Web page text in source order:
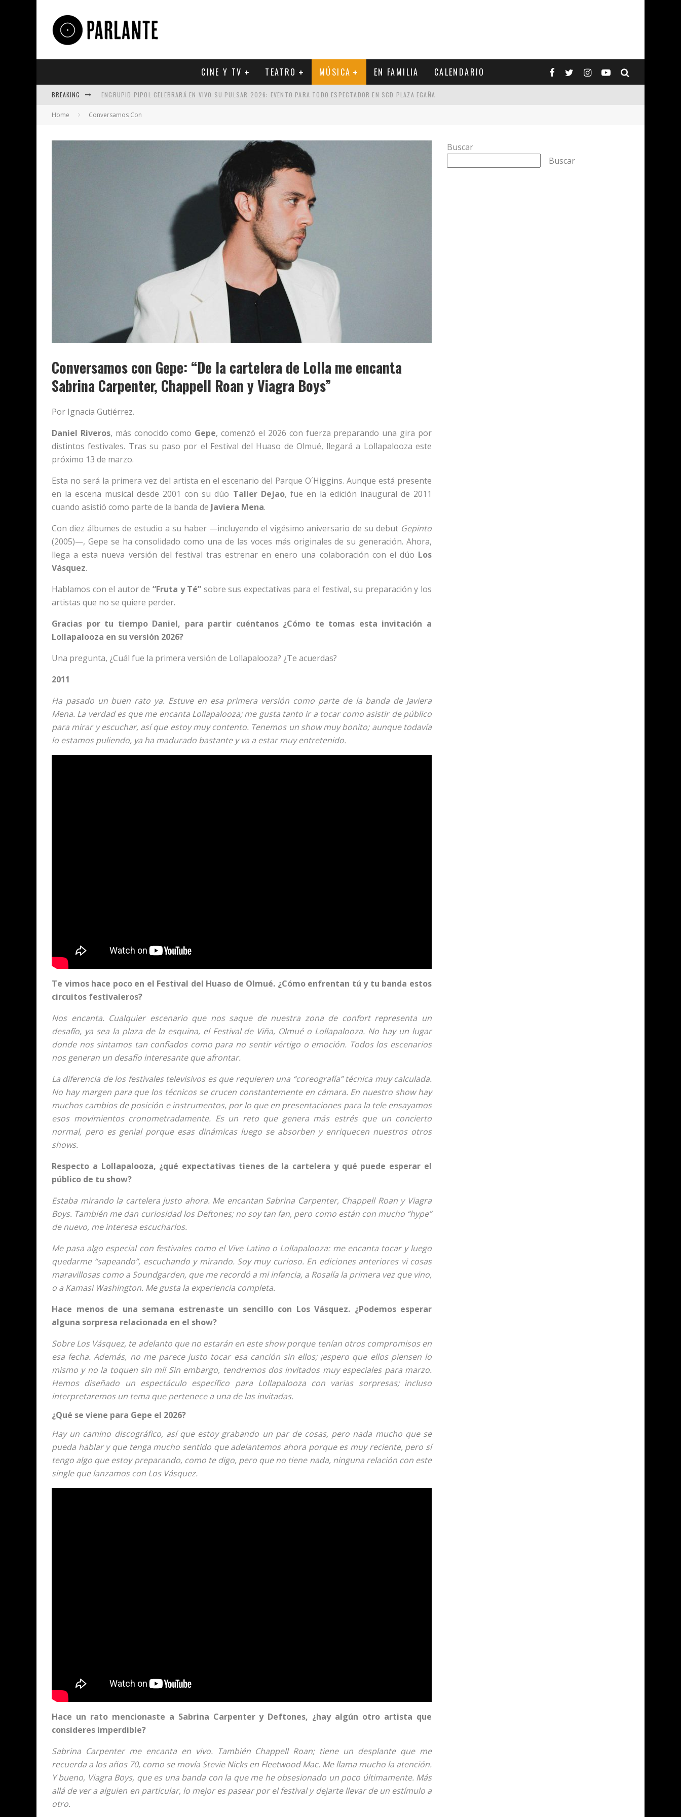
CINE Y TV TEATRO MÚSICA EN FAMILIA CALENDARIO
BREAKING UN REPASO A TRES ÉXITOS DE TAN BIÓNICA Y EL SETLIST DE SU PRÓXIMO CONCIERTO
5 DE LOS TRABAJOS MÁS ICÓNICOS PRODUCIDOS POR GUSTAVO SANTAOLALLA: ESTILOS PARA ESCOGER
ENGRUPID PIPOL CELEBRARÁ EN VIVO SU PULSAR 2026: EVENTO PARA TODO ESPECTADOR EN SCD PLAZA EGAÑA
Home Conversamos Con
Conversamos con Gepe: “De la cartelera de Lolla me encanta
Sabrina Carpenter, Chappell Roan y Viagra Boys”
Por Ignacia Gutiérrez.
Daniel Riveros, más conocido como Gepe, comenzó el 2026 con fuerza preparando una gira por
distintos festivales. Tras su paso por el Festival del Huaso de Olmué, llegará a Lollapalooza este
próximo 13 de marzo.
Esta no será la primera vez del artista en el escenario del Parque O´Higgins. Aunque está presente
en la escena musical desde 2001 con su dúo Taller Dejao, fue en la edición inaugural de 2011
cuando asistió como parte de la banda de Javiera Mena.
Con diez álbumes de estudio a su haber —incluyendo el vigésimo aniversario de su debut Gepinto
(2005)—, Gepe se ha consolidado como una de las voces más originales de su generación. Ahora,
llega a esta nueva versión del festival tras estrenar en enero una colaboración con el dúo Los
Vásquez.
Hablamos con el autor de “Fruta y Té” sobre sus expectativas para el festival, su preparación y los
artistas que no se quiere perder.
Gracias por tu tiempo Daniel, para partir cuéntanos ¿Cómo te tomas esta invitación a
Lollapalooza en su versión 2026?
Una pregunta, ¿Cuál fue la primera versión de Lollapalooza? ¿Te acuerdas?
2011
Ha pasado un buen rato ya. Estuve en esa primera versión como parte de la banda de Javiera
Mena. La verdad es que me encanta Lollapalooza; me gusta tanto ir a tocar como asistir de público
para mirar y escuchar, así que estoy muy contento. Tenemos un show muy bonito; aunque todavía
lo estamos puliendo, ya ha madurado bastante y va a estar muy entretenido.
Te vimos hace poco en el Festival del Huaso de Olmué. ¿Cómo enfrentan tú y tu banda estos
circuitos festivaleros?
Nos encanta. Cualquier escenario que nos saque de nuestra zona de confort representa un
desafío, ya sea la plaza de la esquina, el Festival de Viña, Olmué o Lollapalooza. No hay un lugar
donde nos sintamos tan confiados como para no sentir vértigo o emoción. Todos los escenarios
nos generan un desafío interesante que afrontar.
La diferencia de los festivales televisivos es que requieren una “coreografía” técnica muy calculada.
No hay margen para que los técnicos se crucen constantemente en cámara. En nuestro show hay
muchos cambios de posición e instrumentos, por lo que en presentaciones para la tele ensayamos
esos movimientos cronometradamente. Es un reto que genera más estrés que un concierto
normal, pero es genial porque esas dinámicas luego se absorben y enriquecen nuestros otros
shows.
Respecto a Lollapalooza, ¿qué expectativas tienes de la cartelera y qué puede esperar el
público de tu show?
Estaba mirando la cartelera justo ahora. Me encantan Sabrina Carpenter, Chappell Roan y Viagra
Boys. También me dan curiosidad los Deftones; no soy tan fan, pero como están con mucho “hype”
de nuevo, me interesa escucharlos.
Me pasa algo especial con festivales como el Vive Latino o Lollapalooza: me encanta tocar y luego
quedarme “sapeando”, escuchando y mirando. Soy muy curioso. En ediciones anteriores vi cosas
maravillosas como a Soundgarden, que me recordó a mi infancia, a Rosalía la primera vez que vino,
o a Kamasi Washington. Me gusta la experiencia completa.
Hace menos de una semana estrenaste un sencillo con Los Vásquez. ¿Podemos esperar
alguna sorpresa relacionada en el show?
Sobre Los Vásquez, te adelanto que no estarán en este show porque tenían otros compromisos en
esa fecha. Además, no me parece justo tocar esa canción sin ellos; ¡espero que ellos piensen lo
mismo y no la toquen sin mí! Sin embargo, tendremos dos invitados muy especiales para marzo.
Hemos diseñado un espectáculo específico para Lollapalooza con varias sorpresas; incluso
interpretaremos un tema que pertenece a una de las invitadas.
¿Qué se viene para Gepe el 2026?
Hay un camino discográfico, así que estoy grabando un par de cosas, pero nada mucho que se
pueda hablar y que tenga mucho sentido que adelantemos ahora porque es muy reciente, pero sí
tengo algo que estoy preparando, como te digo, pero que no tiene nada, ninguna relación con este
single que lanzamos con Los Vásquez.
Hace un rato mencionaste a Sabrina Carpenter y Deftones, ¿hay algún otro artista que
consideres imperdible?
Sabrina Carpenter me encanta en vivo. También Chappell Roan; tiene un desplante que me
recuerda a los años 70, como se movía Stevie Nicks en Fleetwood Mac. Me llama mucho la atención.
Y bueno, Viagra Boys, que es una banda con la que me he obsesionado un poco últimamente. Más
allá de ver a alguien en particular, lo mejor es pasear por el festival y dejarte llevar de un estímulo a
otro.
Buscar
Buscar